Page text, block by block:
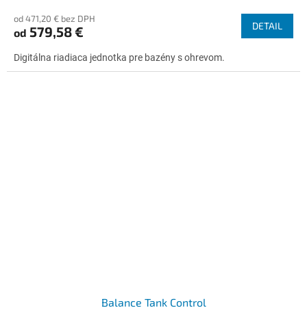
od 471,20 € bez DPH
od 579,58 € DETAIL
Digitálna riadiaca jednotka pre bazény s ohrevom.
Balance Tank Control